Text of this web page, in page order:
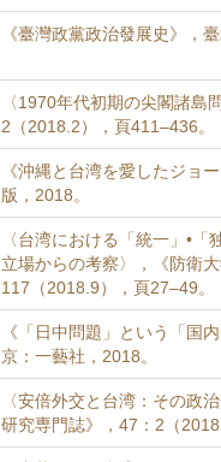
《臺灣政黨政治發展史》，
〈1970年代初期の尖閣諸島
2（2018.2），頁411–436。
《沖縄と台湾を愛したジョ
版，2018。
〈台湾における「統一」•
立場からの考察〉，《防衛
117（2018.9），頁27–49。
《「日中問題」という「国
京：一藝社，2018。
〈安倍外交と台湾：その政
研究専門誌》，47：2（